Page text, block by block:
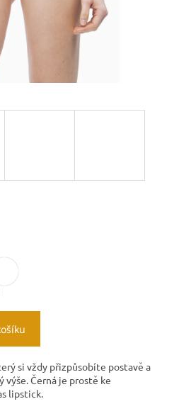
si vždy přizpůsobíte postavě a
výše. Černá je prostě ke
lipstick.